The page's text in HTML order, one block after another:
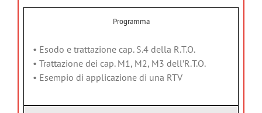
Programma
• Esodo e trattazione cap. S.4 della R.T.O.
• Trattazione dei cap. M1, M2, M3 dell’R.T.O.
• Esempio di applicazione di una RTV